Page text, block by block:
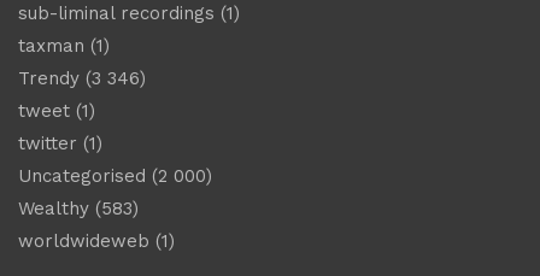
sub-liminal recordings (1)
taxman (1)
Trendy (3 346)
tweet (1)
twitter (1)
Uncategorised (2 000)
Wealthy (583)
worldwideweb (1)